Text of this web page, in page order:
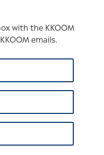
with the KKOOM
emails.